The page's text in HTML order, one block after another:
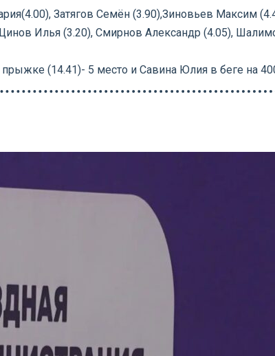
Затягов Семён (3.90),Зиновьев Максим
Илья (3.20), Смирнов Александр (4.05),
(14.41)- 5 место и Савина Юлия в беге на